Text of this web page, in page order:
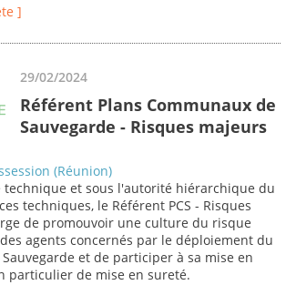
]
29/02/2024
Référent Plans Communaux de
Sauvegarde - Risques majeurs
(Réunion)
technique et sous l'autorité hiérarchique du
techniques, le Référent PCS - Risques
de promouvoir une culture du risque
agents concernés par le déploiement du
et de participer à sa mise en
particulier de mise en sureté.